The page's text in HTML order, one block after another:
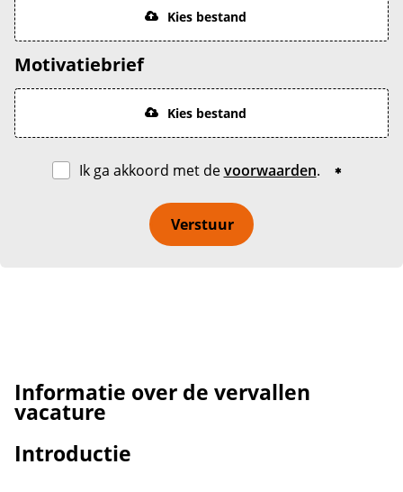
Kies bestand
Motivatiebrief
Kies bestand
Ik ga akkoord met devoorwaarden.
Verstuur
Informatie over de vervallen
vacature
Introductie